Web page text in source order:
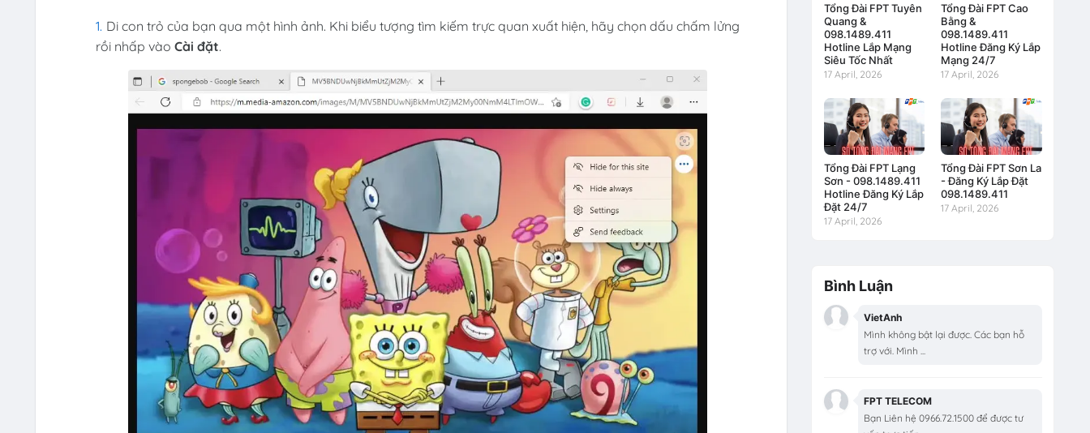
Di con trỏ của bạn qua một hình ảnh. Khi biểu tượng tìm kiếm trực quan xuất hiện, hãy chọn dấu chấm lửng
rồi nhấp vào Cài đặt.
Tổng Đài FPT Tuyên
Quang &
098.1489.411
Hotline Lắp Mạng
Siêu Tốc Nhất
17 April, 2026
Tổng Đài FPT Cao
Bằng &
098.1489.411
Hotline Đăng Ký Lắp
Mạng 24/7
17 April, 2026
Tổng Đài FPT Lạng
Sơn - 098.1489.411
Hotline Đăng Ký Lắp
Đặt 24/7
17 April, 2026
Tổng Đài FPT Sơn La
- Đăng Ký Lắp Đặt
098.1489.411
17 April, 2026
Bình Luận
VietAnh
Mình không bật lại được. Các bạn hỗ
trợ với. Mình ...
FPT TELECOM
Bạn Liên hệ 0966.72.1500 để được tư